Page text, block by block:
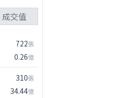
成交值
722張
0.26億
310張
34.44億